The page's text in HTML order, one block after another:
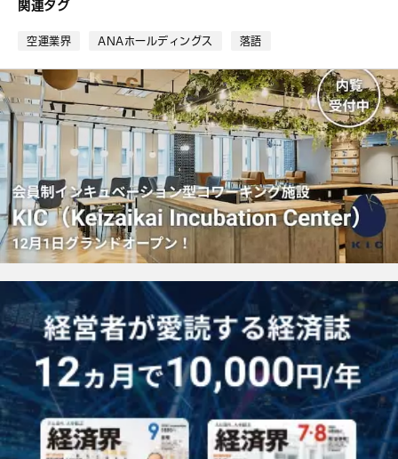
ー
ク
関連タグ
空運業界 ANAホールディングス 落語